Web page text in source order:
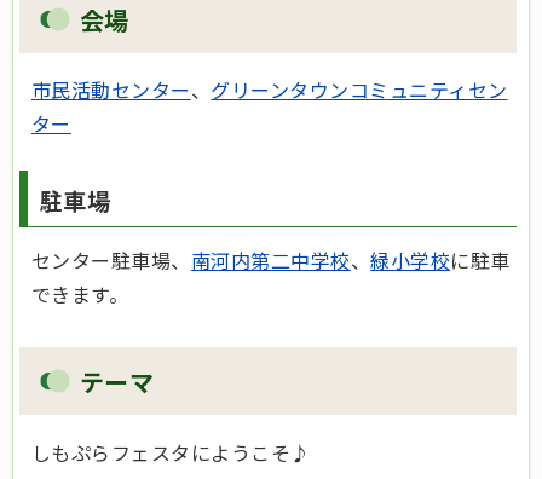
会場
市民活動センター、 グリーンタウンコミュニティセン
ター
駐車場
センター駐車場、 南河内第二中学校、緑小学校に駐車
できます。
テーマ
しもぷらフェスタにようこそ♪